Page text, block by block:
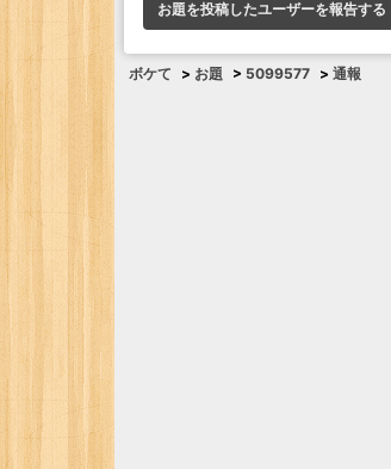
お題を投稿したユーザーを報告する
ボケて > お題 > 5099577 > 通報